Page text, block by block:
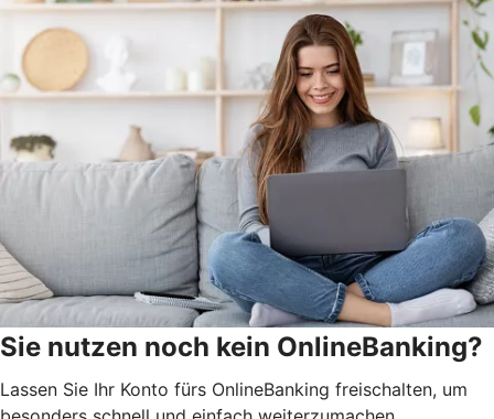
Sie nutzen noch kein OnlineBanking?
Lassen Sie Ihr Konto fürs OnlineBanking freischalten, um